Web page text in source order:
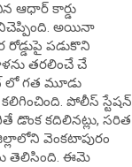
ఆధార్ కార్డు
అయినా
రోడ్డుపై పడుకొని
తరలించే చే
లో గత మూడు
పోలీస్ స్టేషన్
డొంక కదిలినట్లు, సరిత
వెంకటాపురం
తెలిసింది. ఈమె